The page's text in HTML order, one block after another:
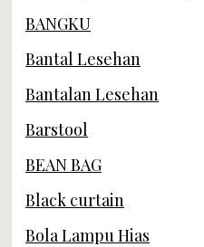
BANGKU
Bantal Lesehan
Bantalan Lesehan
Barstool
BEAN BAG
Black curtain
Bola Lampu Hias